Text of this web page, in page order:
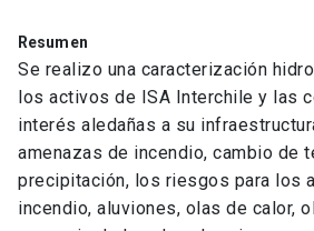
Resumen
Se realizo una caracterización
los activos de ISA Interchile y las
interés aledañas a su
amenazas de incendio, cambio de
precipitación, los riesgos para los
incendio, aluviones, olas de calor,